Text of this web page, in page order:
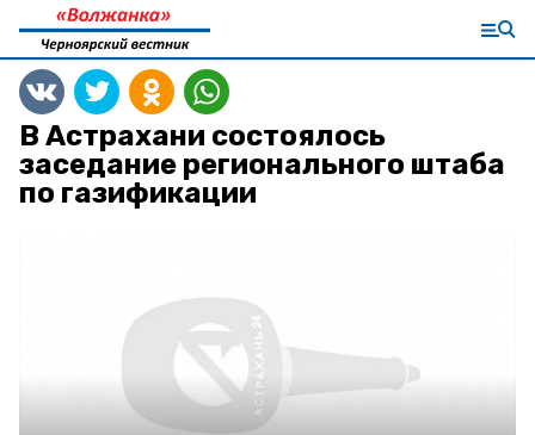
В Астрахани состоялось
заседание регионального штаба
по газификации